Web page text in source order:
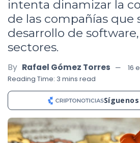
intenta dinamizar la
de las compañías que
desarrollo de
sectores.
By Rafael Gómez Torres
16
Reading Time: 3 mins read